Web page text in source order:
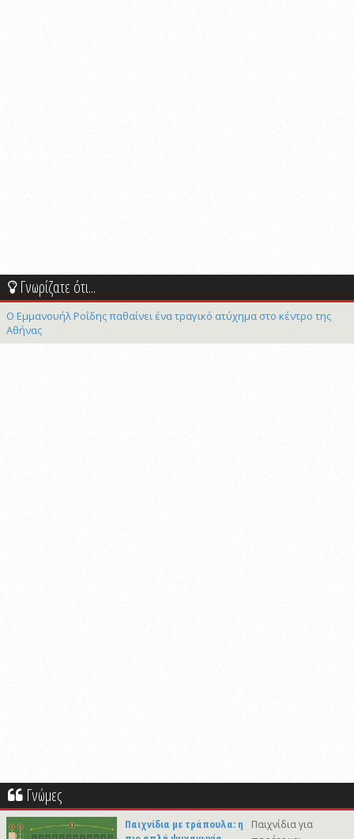
Γνωρίζατε ότι...
Ο Εμμανουήλ Ροΐδης παθαίνει ένα τραγικό ατύχημα στο κέντρο της
Αθήνας
Γνώμες
Παιχνίδια με τράπουλα: η
Παιχνίδια για